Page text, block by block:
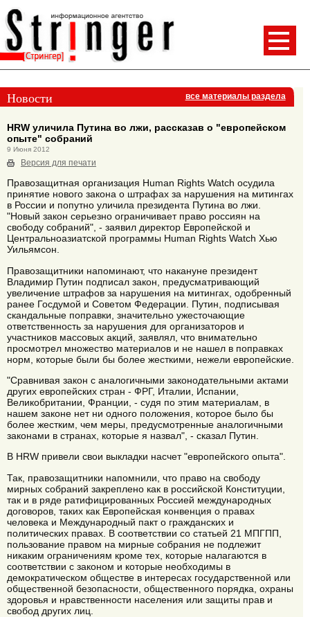
Новости все материалы раздела
HRW уличила Путина во лжи, рассказав о "европейском
опыте" собраний
9 Июня 2012
Версия для печати
Правозащитная организация Human Rights Watch осудила
принятие нового закона о штрафах за нарушения на митингах
в России и попутно уличила президента Путина во лжи.
"Новый закон серьезно ограничивает право россиян на
свободу собраний", - заявил директор Европейской и
Центральноазиатской программы Human Rights Watch Хью
Уильямсон.
Правозащитники напоминают, что накануне президент
Владимир Путин подписал закон, предусматривающий
увеличение штрафов за нарушения на митингах, одобренный
ранее Госдумой и Советом Федерации. Путин, подписывая
скандальные поправки, значительно ужесточающие
ответственность за нарушения для организаторов и
участников массовых акций, заявлял, что внимательно
просмотрел множество материалов и не нашел в поправках
норм, которые были бы более жесткими, нежели европейские.
"Сравнивая закон с аналогичными законодательными актами
других европейских стран - ФРГ, Италии, Испании,
Великобритании, Франции, - судя по этим материалам, в
нашем законе нет ни одного положения, которое было бы
более жестким, чем меры, предусмотренные аналогичными
законами в странах, которые я назвал", - сказал Путин.
В HRW привели свои выкладки насчет "европейского опыта".
Так, правозащитники напомнили, что право на свободу
мирных собраний закреплено как в российской Конституции,
так и в ряде ратифицированных Россией международных
договоров, таких как Европейская конвенция о правах
человека и Международный пакт о гражданских и
политических правах. В соответствии со статьей 21 МПГПП,
пользование правом на мирные собрания не подлежит
никаким ограничениям кроме тех, которые налагаются в
соответствии с законом и которые необходимы в
демократическом обществе в интересах государственной или
общественной безопасности, общественного порядка, охраны
здоровья и нравственности населения или защиты прав и
свобод других лиц.